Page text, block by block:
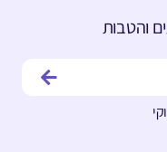
והטבות